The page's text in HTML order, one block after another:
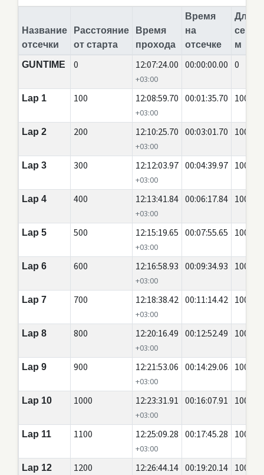
Название
отсечки
Расстояние
от старта
Время
прохода
Время
на
отсечке
Длина
м
GUNTIME
0 12:07:24.00
+03:00
00:00:00.00 0
Lap 1 100 12:08:59.70
+03:00
00:01:35.70 100
Lap 2 200 12:10:25.70
+03:00
00:03:01.70 100
Lap 3 300 12:12:03.97
+03:00
00:04:39.97 100
Lap 4 400 12:13:41.84
+03:00
00:06:17.84 100
Lap 5 500 12:15:19.65
+03:00
00:07:55.65 100
Lap 6 600 12:16:58.93
+03:00
00:09:34.93 100
Lap 7 700 12:18:38.42
+03:00
00:11:14.42 100
Lap 8 800 12:20:16.49
+03:00
00:12:52.49 100
Lap 9 900 12:21:53.06
+03:00
00:14:29.06 100
Lap 10 1000 12:23:31.91
+03:00
00:16:07.91 100
Lap 11 1100 12:25:09.28
+03:00
00:17:45.28 100
Lap 12 1200 12:26:44.14 00:19:20.14 100